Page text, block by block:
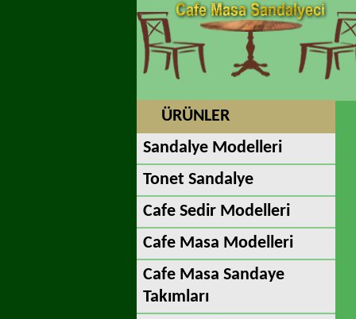
ÜRÜNLER
Sandalye Modelleri
Tonet Sandalye
Cafe Sedir Modelleri
Cafe Masa Modelleri
Cafe Masa Sandaye
Takımları